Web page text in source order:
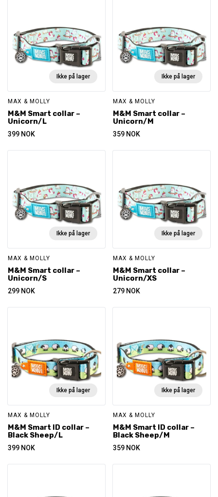
Ikke på lager
MAX & MOLLY
M&M Smart collar –
Unicorn/L
399 NOK
Ikke på lager
MAX & MOLLY
M&M Smart collar –
Unicorn/M
359 NOK
Ikke på lager
MAX & MOLLY
M&M Smart collar –
Unicorn/S
299 NOK
Ikke på lager
MAX & MOLLY
M&M Smart collar –
Unicorn/XS
279 NOK
Ikke på lager
MAX & MOLLY
M&M Smart ID collar –
Black Sheep/L
399 NOK
Ikke på lager
MAX & MOLLY
M&M Smart ID collar –
Black Sheep/M
359 NOK